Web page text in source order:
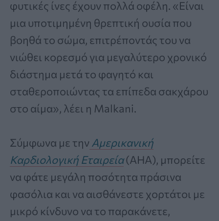
φυτικές ίνες έχουν πολλά οφέλη. «Είναι
μια υποτιμημένη θρεπτική ουσία που
βοηθά το σώμα, επιτρέποντάς του να
νιώθει κορεσμό για μεγαλύτερο χρονικό
διάστημα μετά το φαγητό και
σταθεροποιώντας τα επίπεδα σακχάρου
στο αίμα», λέει η Malkani.
Σύμφωνα με την Αμερικανική
Καρδιολογική Εταιρεία(AHA), μπορείτε
να φάτε μεγάλη ποσότητα πράσινα
φασόλια και να αισθάνεστε χορτάτοι με
μικρό κίνδυνο να το παρακάνετε,